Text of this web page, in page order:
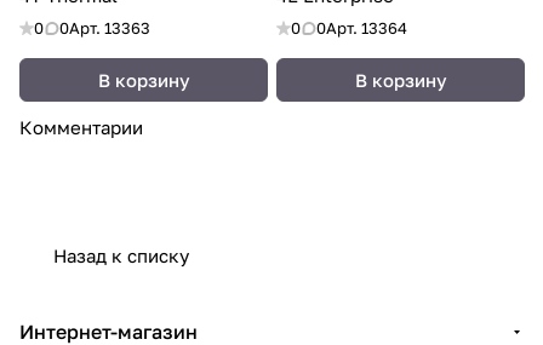
0 0Арт. 13363
В корзину
0 0Арт. 13364
В корзину
Комментарии
Назад к списку
Интернет-магазин